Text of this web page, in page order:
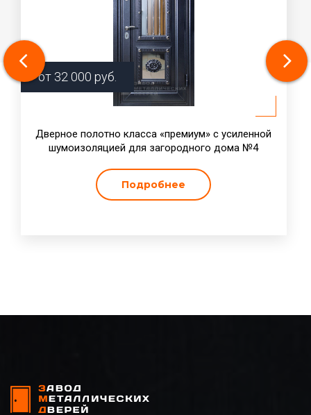
от 32 000 руб.
Дверное полотно класса «премиум» с усиленной
шумоизоляцией для загородного дома №4
Подробнее